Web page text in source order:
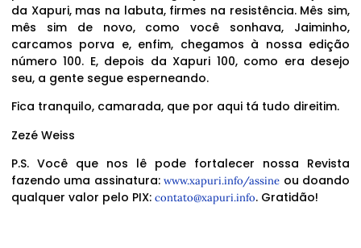
da Xapuri, mas na labuta, firmes na resistência. Mês sim,
mês sim de novo, como você sonhava, Jaiminho,
carcamos porva e, enfim, chegamos à nossa edição
número 100. E, depois da Xapuri 100, como era desejo
seu, a gente segue esperneando.
Fica tranquilo, camarada, que por aqui tá tudo direitim.
Zezé Weiss
P.S. Você que nos lê pode fortalecer nossa Revista
fazendo uma assinatura:www.xapuri.info/assine ou doando
qualquer valor pelo PIX: contato@xapuri.info. Gratidão!